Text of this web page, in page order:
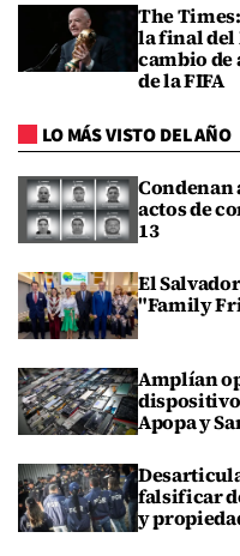
The
la final del
cambio de
de la FIFA
LO MÁS VISTO DEL AÑO
Condenan
actos de
13
El
"Family
Amplían
Apopa y
falsificar
y